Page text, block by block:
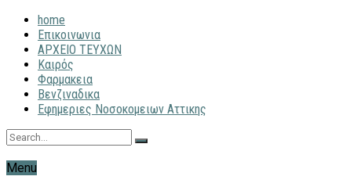
home
Επικοινωνια
ΑΡΧΕΙΟ ΤΕΥΧΩΝ
Καιρός
Φαρμακεια
Βενζιναδικα
Εφημεριες Νοσοκομειων Αττικης
Menu